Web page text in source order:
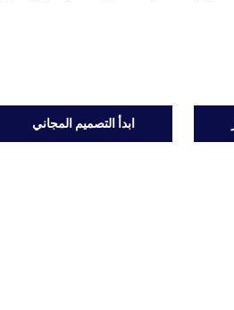
ابدأ التصميم المجاني